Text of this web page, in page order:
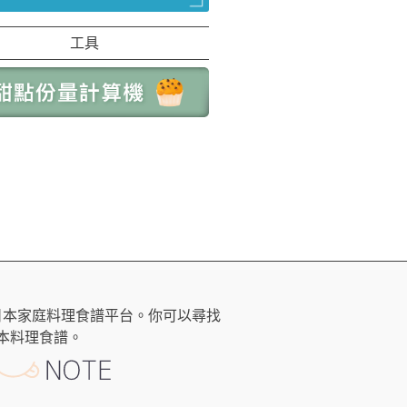
工具
家庭料理食譜平台。你可以尋找
料理食譜。